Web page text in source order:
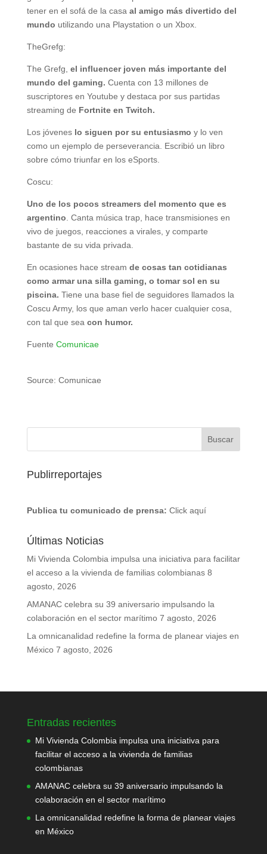
tener en el sofá de la casa al amigo más divertido del
mundo utilizando una Playstation o un Xbox.
TheGrefg:
The Grefg, el influencer joven más importante del
mundo del gaming. Cuenta con 13 millones de
suscriptores en Youtube y destaca por sus partidas
streaming de Fortnite en Twitch.
Los jóvenes lo siguen por su entusiasmo y lo ven
como un ejemplo de perseverancia. Escribió un libro
sobre cómo triunfar en los eSports.
Coscu:
Uno de los pocos streamers del momento que es
argentino. Canta música trap, hace transmisiones en
vivo de juegos, reacciones a virales, y comparte
bastante de su vida privada.
En ocasiones hace stream de cosas tan cotidianas
como armar una silla gaming, o tomar sol en su
piscina. Tiene una base fiel de seguidores llamados la
Coscu Army, los que aman verlo hacer cualquier cosa,
con tal que sea con humor.
Fuente Comunicae
Source: Comunicae
Publirreportajes
Publica tu comunicado de prensa: Click aquí
Últimas Noticias
Mi Vivienda Colombia impulsa una iniciativa para facilitar
el acceso a la vivienda de familias colombianas 8
agosto, 2026
AMANAC celebra su 39 aniversario impulsando la
colaboración en el sector marítimo 7 agosto, 2026
La omnicanalidad redefine la forma de planear viajes en
México 7 agosto, 2026
Entradas recientes
Mi Vivienda Colombia impulsa una iniciativa para
facilitar el acceso a la vivienda de familias
colombianas
AMANAC celebra su 39 aniversario impulsando la
colaboración en el sector marítimo
La omnicanalidad redefine la forma de planear viajes
en México